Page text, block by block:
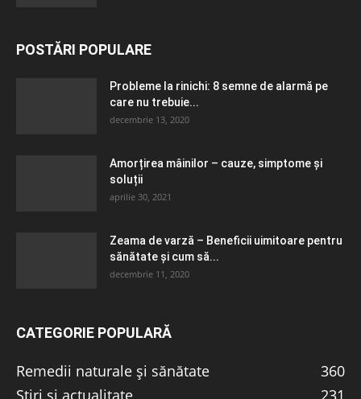
POSTĂRI POPULARE
Probleme la rinichi: 8 semne de alarmă pe
care nu trebuie...
decembrie 13, 2020
Amorțirea mâinilor – cauze, simptome și
soluții
aprilie 30, 2021
Zeama de varză – Beneficii uimitoare pentru
sănătate și cum să...
decembrie 11, 2020
CATEGORIE POPULARĂ
Remedii naturale și sănătate
360